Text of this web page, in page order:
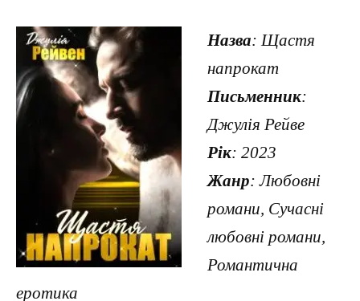
Назва: Щастя
напрокат
Письменник:
Джулія Рейве
Рік: 2023
Жанр: Любовні
романи, Сучасні
любовні романи,
Романтична
еротика